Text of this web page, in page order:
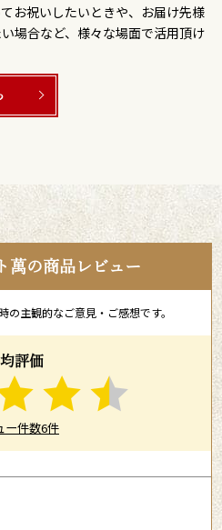
お祝いしたいときや、お届け先様
場合など、様々な場面で活用頂け
萬の商品レビュー
主観的なご意見・ご感想です。
評価
ー件数6件